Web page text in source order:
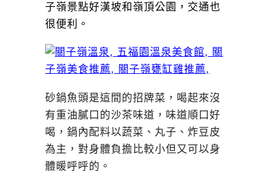
子嶺景點好漢坡和嶺頂公園，交通也
很便利。
砂鍋魚頭是這間的招牌菜，喝起來沒
有重油膩口的沙茶味道，味道順口好
喝，鍋內配料以蔬菜、丸子、炸豆皮
為主，對身體負擔比較小但又可以身
體暖呼呼的。